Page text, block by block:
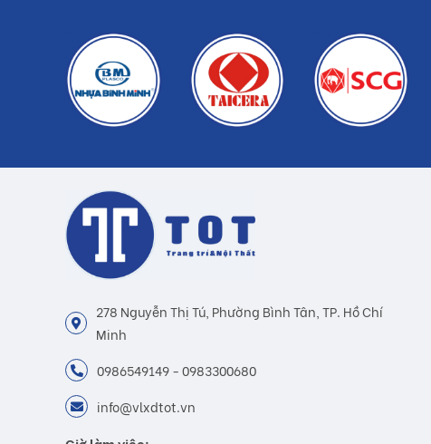
278 Nguyễn Thị Tú, Phường Bình Tân, TP. Hồ Chí
Minh
0986549149 - 0983300680
info@vlxdtot.vn